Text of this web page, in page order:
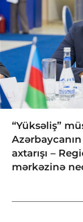
“Yüksəliş”
axtarışı –
mərkəzinə